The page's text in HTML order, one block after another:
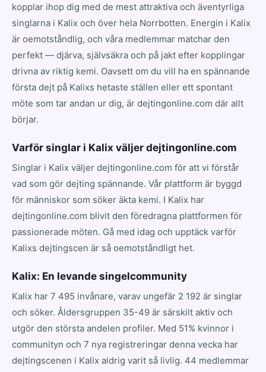
kopplar ihop dig med de mest attraktiva och äventyrliga
singlarna i Kalix och över hela Norrbotten. Energin i Kalix
är oemotståndlig, och våra medlemmar matchar den
perfekt — djärva, självsäkra och på jakt efter kopplingar
drivna av riktig kemi. Oavsett om du vill ha en spännande
första dejt på Kalixs hetaste ställen eller ett spontant
möte som tar andan ur dig, är dejtingonline.com där allt
börjar.
Varför singlar i Kalix väljer dejtingonline.com
Singlar i Kalix väljer dejtingonline.com för att vi förstår
vad som gör dejting spännande. Vår plattform är byggd
för människor som söker äkta kemi. I Kalix har
dejtingonline.com blivit den föredragna plattformen för
passionerade möten. Gå med idag och upptäck varför
Kalixs dejtingscen är så oemotståndligt het.
Kalix: En levande singelcommunity
Kalix har 7 495 invånare, varav ungefär 2 192 är singlar
och söker. Åldersgruppen 35-49 är särskilt aktiv och
utgör den största andelen profiler. Med 51% kvinnor i
communityn och 7 nya registreringar denna vecka har
dejtingscenen i Kalix aldrig varit så livlig. 44 medlemmar